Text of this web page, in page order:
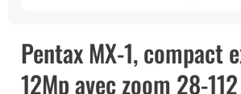
Pentax MX-1, compact
12Mp avec zoom 28-